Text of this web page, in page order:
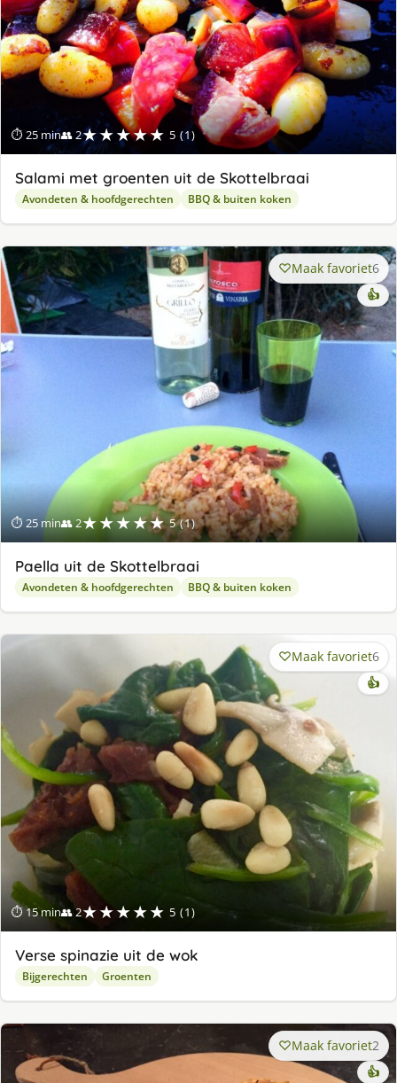
⏱ 25 min👥 2★★★★★ 5 (1)
Salami met groenten uit de Skottelbraai
Avondeten & hoofdgerechten BBQ & buiten koken
⏱ 25 min👥 2★★★★★ 5 (1)
Maak favoriet6
👍
Paella uit de Skottelbraai
Avondeten & hoofdgerechten BBQ & buiten koken
⏱ 15 min👥 2★★★★★ 5 (1)
Maak favoriet6
👍
Verse spinazie uit de wok
Bijgerechten Groenten
Maak favoriet2
👍